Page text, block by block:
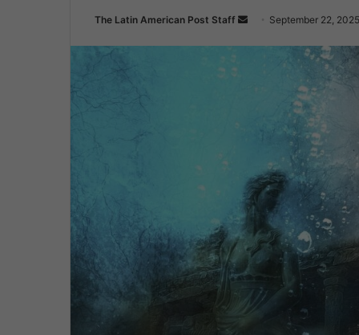
The Latin American Post Staff
Send September 22, 2025